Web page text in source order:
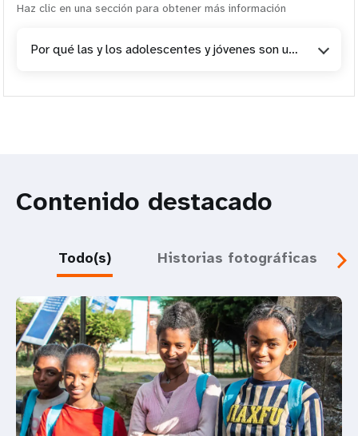
Haz clic en una sección para obtener más información
Por qué las y los adolescentes y jóvenes son una prioridad en materia de desarrollo para el UNFPA
Contenido destacado
Todo(s) Historias fotográficas